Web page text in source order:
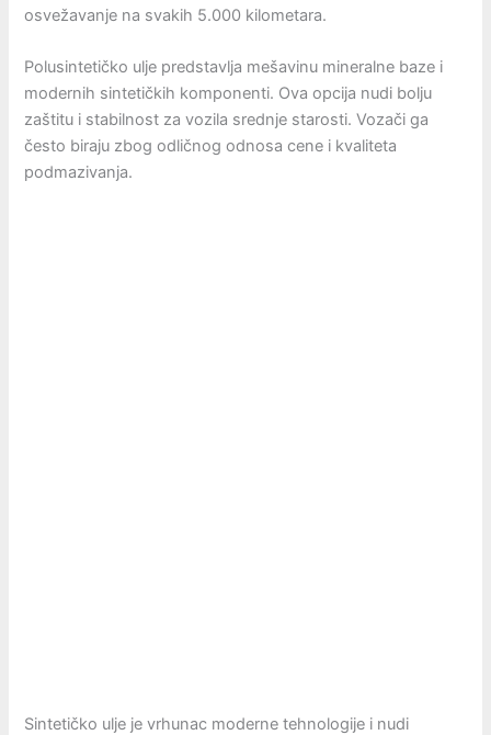
osvežavanje na svakih 5.000 kilometara.
Polusintetičko ulje predstavlja mešavinu mineralne baze i
modernih sintetičkih komponenti. Ova opcija nudi bolju
zaštitu i stabilnost za vozila srednje starosti. Vozači ga
često biraju zbog odličnog odnosa cene i kvaliteta
podmazivanja.
Sintetičko ulje je vrhunac moderne tehnologije i nudi